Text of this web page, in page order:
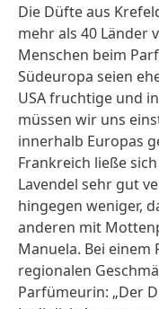
Die Düfte aus
mehr als 40 Länder
Menschen beim
Südeuropa seien
USA fruchtige und
müssen wir uns
innerhalb Europas
Frankreich ließe
Lavendel sehr gut
hingegen weniger,
anderen mit
Manuela. Bei
regionalen
Parfümeurin: „Der